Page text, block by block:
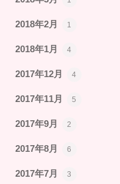
2018年2月 1
2018年1月 4
2017年12月 4
2017年11月 5
2017年9月 2
2017年8月 6
2017年7月 3